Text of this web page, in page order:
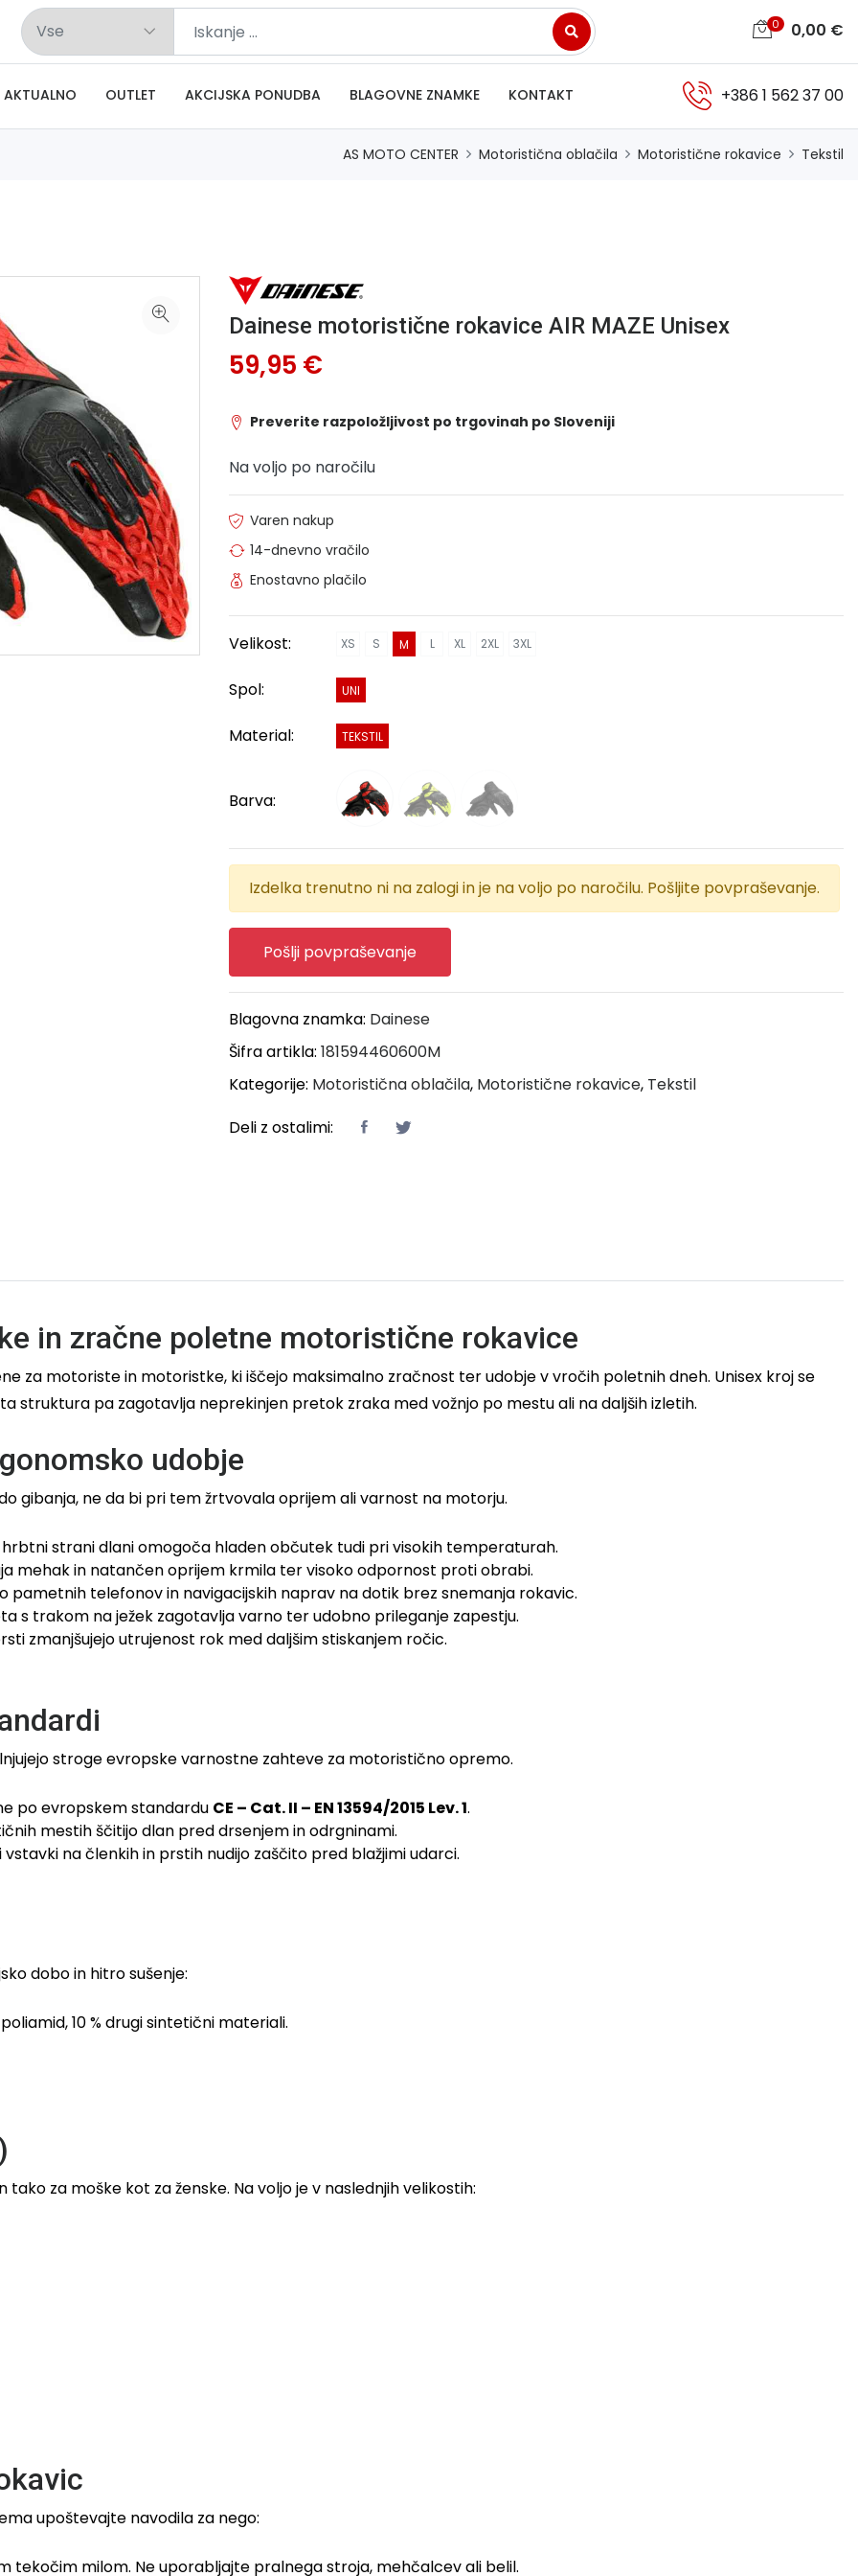
0 0,00 €
AKTUALNO OUTLET AKCIJSKA PONUDBA BLAGOVNE ZNAMKE KONTAKT +386 1 562 37 00
AS MOTO CENTER Motoristična oblačila Motoristične rokavice Tekstil
Dainese motoristične rokavice AIR MAZE Unisex
59,95 €
Preverite razpoložljivost po trgovinah po Sloveniji
Na voljo po naročilu
Varen nakup
14-dnevno vračilo
Enostavno plačilo
Velikost: XS S M L XL 2XL 3XL
Spol: UNI
Material: TEKSTIL
Barva:
Izdelka trenutno ni na zalogi in je na voljo po naročilu. Pošljite povpraševanje.
Pošlji povpraševanje
Blagovna znamka: Dainese
Šifra artikla: 181594460600M
Kategorije: Motoristična oblačila, Motoristične rokavice, Tekstil
Deli z ostalimi:
in zračne poletne motoristične rokavice
za motoriste in motoristke, ki iščejo maksimalno zračnost ter udobje v vročih poletnih dneh. Unisex kroj se
struktura pa zagotavlja neprekinjen pretok zraka med vožnjo po mestu ali na daljših izletih.
udobje
gibanja, ne da bi pri tem žrtvovala oprijem ali varnost na motorju.
strani dlani omogoča hladen občutek tudi pri visokih temperaturah.
mehak in natančen oprijem krmila ter visoko odpornost proti obrabi.
telefonov in navigacijskih naprav na dotik brez snemanja rokavic.
s trakom na ježek zagotavlja varno ter udobno prileganje zapestju.
zmanjšujejo utrujenost rok med daljšim stiskanjem ročic.
stroge evropske varnostne zahteve za motoristično opremo.
po evropskem standardu CE – Cat. II – EN 13594/2015 Lev. 1.
mestih ščitijo dlan pred drsenjem in odrgninami.
na členkih in prstih nudijo zaščito pred blažjimi udarci.
dobo in hitro sušenje:
10 % drugi sintetični materiali.
za moške kot za ženske. Na voljo je v naslednjih velikostih:
upoštevajte navodila za nego:
tekočim milom. Ne uporabljajte pralnega stroja, mehčalcev ali belil.